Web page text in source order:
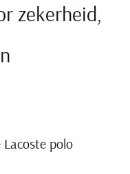
zekerheid,
polo